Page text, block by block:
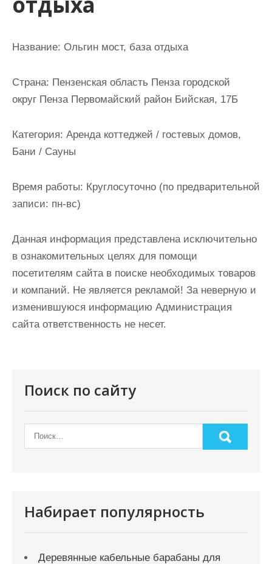
Название: Ольгин мост, база отдыха
Страна: Пензенская область Пенза городской
округ Пенза Первомайский район Бийская, 17Б
Категория: Аренда коттеджей / гостевых домов,
Бани / Сауны
Время работы: Круглосуточно (по предварительной
записи: пн-вс)
Данная информация представлена исключительно
в ознакомительных целях для помощи
посетителям сайта в поиске необходимых товаров
и компаний. Не является рекламой! За неверную и
изменившуюся информацию Администрация
сайта ответственность не несет.
Поиск по сайту
Набирает популярность
Деревянные кабельные барабаны для